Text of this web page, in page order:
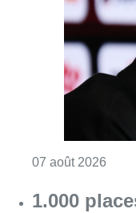
07 août 2026
1.000